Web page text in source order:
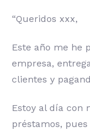
“Queridos xxx,
Este año me he
empresa,
clientes y
Estoy al día con
préstamos,